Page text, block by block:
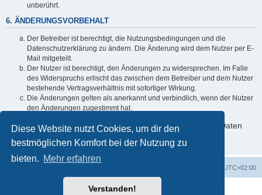
Diese Website nutzt Cookies, um dir den
bestmöglichen Komfort bei der Nutzung zu
bieten. Mehr erfahren
Verstanden!
unberührt.
6. ÄNDERUNGSVORBEHALT
Der Betreiber ist berechtigt, die Nutzungsbedingungen und die
Datenschutzerklärung zu ändern. Die Änderung wird dem Nutzer per E-
Mail mitgeteilt.
Der Nutzer ist berechtigt, den Änderungen zu widersprechen. Im Falle
des Widerspruchs erlischt das zwischen dem Betreiber und dem Nutzer
bestehende Vertragsverhältnis mit sofortiger Wirkung.
Die Änderungen gelten als anerkannt und verbindlich, wenn der Nutzer
den Änderungen zugestimmt hat.
Informationen über den Umgang mit deinen persönlichen Daten
sind in der Datenschutzerklärung enthalten.
UTC+02:00
Powered byphpBB® Forum Software © phpBB Limited